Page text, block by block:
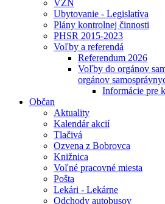
VZN
Ubytovanie - Legislatíva
Plány kontrolnej činnosti
PHSR 2015-2023
Voľby a referendá
Referendum 2026
Voľby do orgánov
orgánov
Informácie pre
Občan
Aktuality
Kalendár akcií
Tlačivá
Ozvena z Bobrovca
Knižnica
Voľné pracovné miesta
Pošta
Lekári - Lekárne
Odchody autobusov